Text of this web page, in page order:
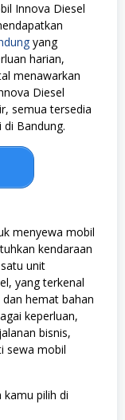
Innova Diesel
yang
harian,
menawarkan
Diesel
semua tersedia
Bandung.
menyewa mobil
kendaraan
unit
yang terkenal
hemat bahan
keperluan,
bisnis,
sewa mobil
kamu pilih di